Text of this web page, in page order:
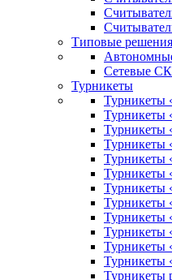
Типовые
Сетевые
Турникеты
Турникеты
Турникеты
Турникеты
Турникеты
Турникеты
Турникеты
Турникеты
Турникеты
Турникеты
Турникеты